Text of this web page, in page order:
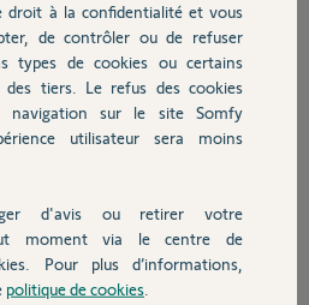
ne se passe le voyant rouge reste
les câbles, l'adresse lu sous 780 est
deux photos de la centrale .
droit à la confidentialité et vous
de contrôler ou de refuser
types de cookies ou certains
des tiers. Le refus des cookies
navigation sur le site Somfy
utilisateur sera moins
d'avis ou retirer votre
moment via le centre de
Pour plus d’informations,
politique de cookies